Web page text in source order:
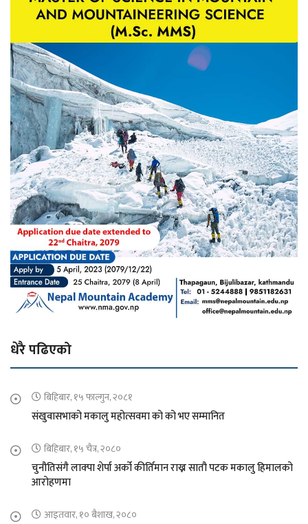
धेरै पढिएको
बिहिबार, १५ फाल्गुन, २०८१
संखुवासभाको मकालु महोत्सवमा को को भए सम्मानित
बिहिबार, १५ चैत्र, २०८०
चुनौतिसंगै लाक्पा शेर्पा अर्को कीर्तिमान राख्न सातौ पटक मकालु हिमालको
आरोहणमा
आइतवार, १० बैशाख, २०८०